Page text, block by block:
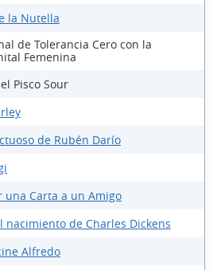
la Nutella
de Tolerancia Cero con la
Femenina
Pisco Sour
de Rubén Darío
una Carta a un Amigo
nacimiento de Charles Dickens
Alfredo